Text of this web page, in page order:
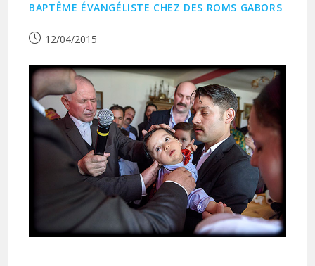
BAPTÊME ÉVANGÉLISTE CHEZ DES ROMS GABORS
Publication
12/04/2015